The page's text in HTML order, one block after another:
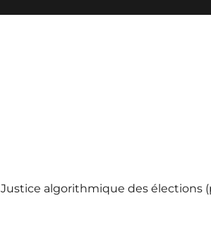
Justice algorithmique des élections